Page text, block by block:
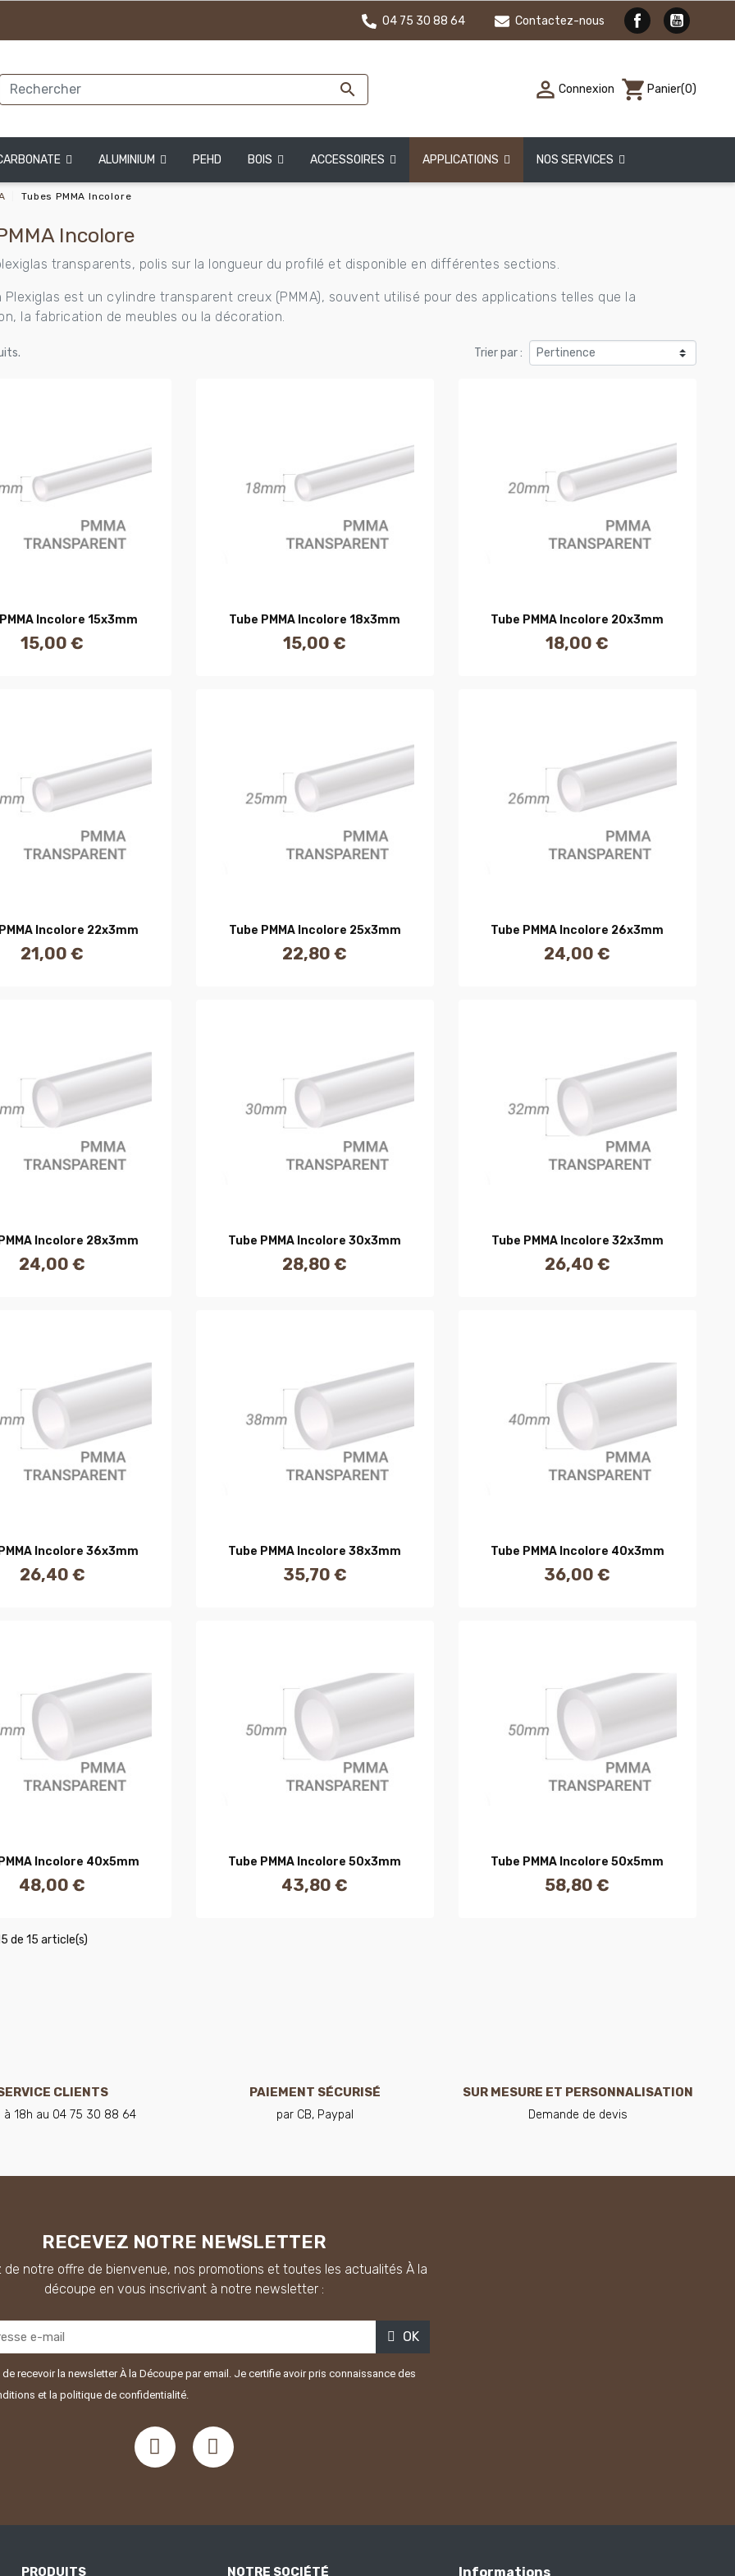
04 75 30 88 64 Contactez-nous
  Connexion shopping_cart Panier(0)
ALUMINIUM PEHD BOIS ACCESSOIRES APPLICATIONS NOS SERVICES
Tubes PMMA Incolore
Incolore
transparents, polis sur la longueur du profilé et disponible en différentes sections.
Plexiglas est un cylindre transparent creux (PMMA), souvent utilisé pour des applications telles que la
la fabrication de meubles ou la décoration.
Trier par :
AU PANIER
Incolore 15x3mm
Prix
15,00 €
AJOUTER AU PANIER
Tube PMMA Incolore 18x3mm
Prix
15,00 €
AJOUTER AU PANIER
Tube PMMA Incolore 20x3mm
Prix
18,00 €
AU PANIER
Incolore 22x3mm
Prix
21,00 €
AJOUTER AU PANIER
Tube PMMA Incolore 25x3mm
Prix
22,80 €
AJOUTER AU PANIER
Tube PMMA Incolore 26x3mm
Prix
24,00 €
AU PANIER
Incolore 28x3mm
Prix
24,00 €
AJOUTER AU PANIER
Tube PMMA Incolore 30x3mm
Prix
28,80 €
AJOUTER AU PANIER
Tube PMMA Incolore 32x3mm
Prix
26,40 €
AU PANIER
Incolore 36x3mm
Prix
26,40 €
AJOUTER AU PANIER
Tube PMMA Incolore 38x3mm
Prix
35,70 €
AJOUTER AU PANIER
Tube PMMA Incolore 40x3mm
Prix
36,00 €
AU PANIER
Incolore 40x5mm
Prix
48,00 €
AJOUTER AU PANIER
Tube PMMA Incolore 50x3mm
Prix
43,80 €
AJOUTER AU PANIER
Tube PMMA Incolore 50x5mm
Prix
58,80 €
de 15 article(s)
CLIENTS
à 18h au 04 75 30 88 64
PAIEMENT SÉCURISÉ
par CB, Paypal
SUR MESURE ET PERSONNALISATION
Demande de devis
RECEVEZ NOTRE NEWSLETTER
de notre offre de bienvenue, nos promotions et toutes les actualités À la
découpe en vous inscrivant à notre newsletter :
OK
recevoir la newsletter À la Découpe par email. Je certifie avoir pris connaissance des
et la politique de confidentialité.
PRODUITS NOTRE SOCIÉTÉ Informations